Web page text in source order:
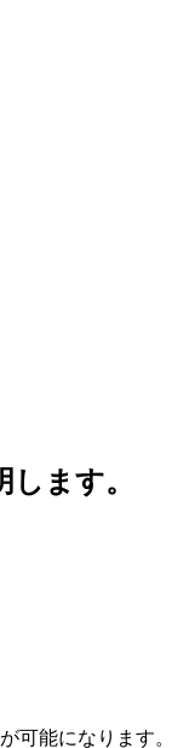
ます。
可能になります。